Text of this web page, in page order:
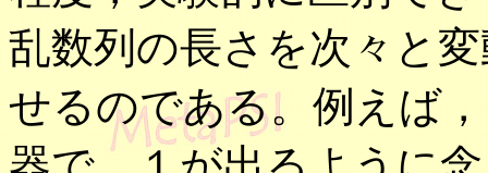
乱数列の長さを次々と
せるのである。例えば